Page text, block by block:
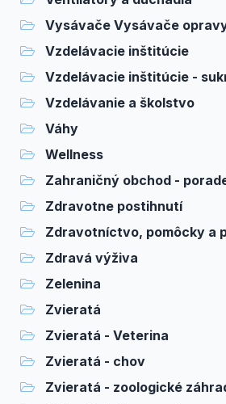
Vysávače Vysávače
Vzdelávacie inštitúcie
Vzdelávacie inštitúcie -
Vzdelávanie a školstvo
Váhy
Wellness
Zahraničný obchod -
Zdravotne postihnutí
Zdravotníctvo, pomôcky a
Zdravá výživa
Zelenina
Zvieratá
Zvieratá - Veterina
Zvieratá - chov
Zvieratá - zoologické